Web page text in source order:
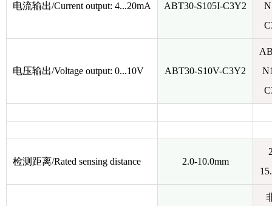
电流输出/Current output: 4...20mA ABT30-S105I-C3Y2
电压输出/Voltage output: 0...10V ABT30-S10V-C3Y2
检测距离/Rated sensing distance 2.0-10.0mm